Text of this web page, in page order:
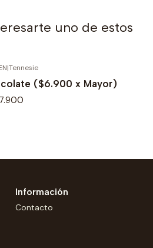
uno de estos
|Tennesie
($6.900 x Mayor)
Información
Contacto